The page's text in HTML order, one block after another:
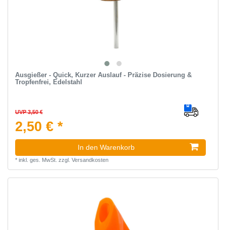
Ausgießer - Quick, Kurzer Auslauf - Präzise Dosierung &
Tropfenfrei, Edelstahl
UVP 3,50 €
2,50 € *
In den Warenkorb
* inkl. ges. MwSt. zzgl. Versandkosten